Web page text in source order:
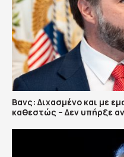
Βανς: Διχασμένο και με
καθεστώς – Δεν υπήρξε